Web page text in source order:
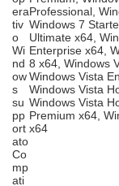
era
tiv
o
Wi
nd
ow
s
su
pp
ort
ato
Professional,
Windows 7
Ultimate x64,
Enterprise x64,
8 x64, Windows
Windows Vista
Windows Vista
Windows Vista
Premium x64,
x64
Co
mp
ati